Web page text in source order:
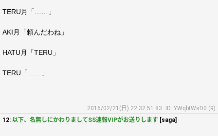
TERU月「……」
AKI月「頼んだわね」
HATU月「TERU」
TERU「……」
2016/02/21(日) 22:32:51.83
ID: YWqbtWsD0 (9)
12: 以下、名無しにかわりましてSS速報VIPがお送りします [saga]